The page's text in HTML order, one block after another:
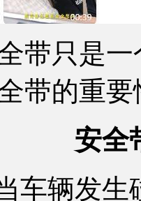
只是一
带的重
安全
车辆发生